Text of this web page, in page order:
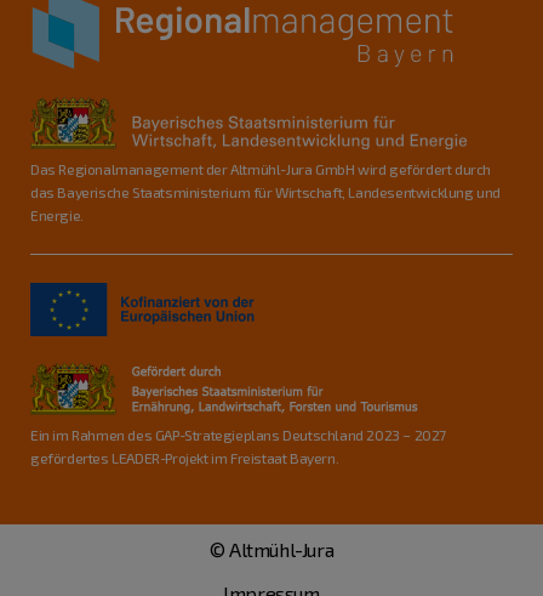
Das Regionalmanagement der Altmühl-Jura GmbH wird gefördert durch
das Bayerische Staatsministerium für Wirtschaft, Landesentwicklung und
Energie.
Ein im Rahmen des GAP-Strategieplans Deutschland 2023 – 2027
gefördertes LEADER-Projekt im Freistaat Bayern.
© Altmühl-Jura